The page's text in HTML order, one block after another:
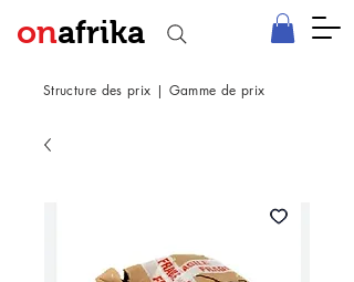
onafrika
Structure des prix | Gamme de prix